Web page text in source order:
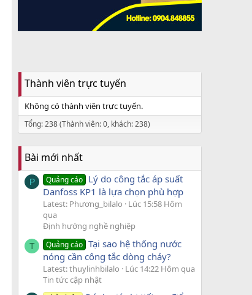
Thành viên trực tuyến
Không có thành viên trực tuyến.
Tổng: 238 (Thành viên: 0, khách: 238)
Bài mới nhất
P Quảng cáo Lý do công tắc áp suất
Danfoss KP1 là lựa chọn phù hợp
Latest: Phương_bilalo
Lúc 15:58 Hôm
qua
Định hướng nghề nghiệp
T Quảng cáo Tại sao hệ thống nước
nóng cần công tắc dòng chảy?
Latest: thuylinhbilalo
Lúc 14:22 Hôm qua
Tin tức cập nhật